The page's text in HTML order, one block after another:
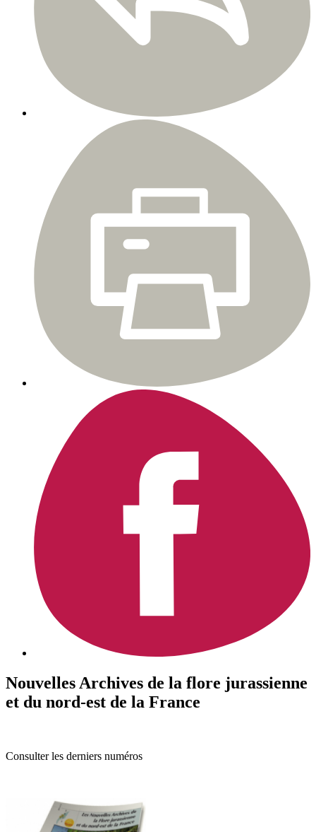
Nouvelles Archives de la flore jurassienne
et du nord-est de la France
Consulter les derniers numéros